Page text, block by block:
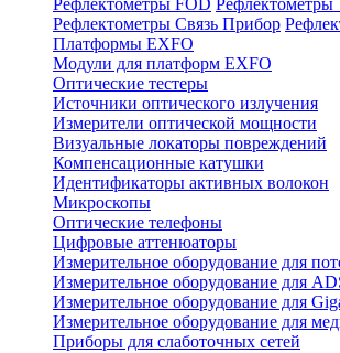
Рефлектометры Связь Прибор
Платформы EXFO
Модули для платформ EXFO
Оптические тестеры
Источники оптического излучения
Измерители оптической мощности
Визуальные локаторы повреждений
Компенсационные катушки
Идентификаторы активных волокон
Микроскопы
Оптические телефоны
Цифровые аттенюаторы
Измерительное оборудование для
Измерительное оборудование для
Измерительное оборудование для
Измерительное оборудование для
Приборы для слаботочных сетей